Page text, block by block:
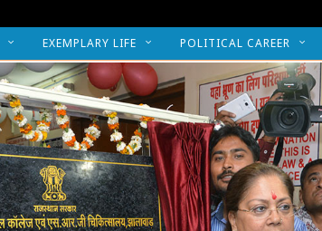
EXEMPLARY LIFE POLITICAL CAREER